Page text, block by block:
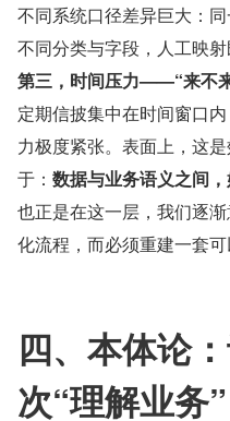
不同系统口径差异巨大：
不同分类与字段，人工映射
第三，时间压力——“来不
定期信披集中在时间窗口
力极度紧张。表面上，这
于： 数据与业务语义之间，
也正是在这一层，我们逐
化流程，而必须重建一套可
四、本体论
次“理解业务”